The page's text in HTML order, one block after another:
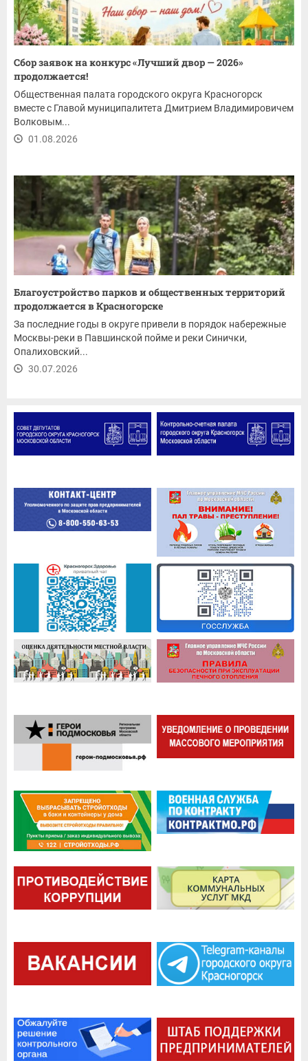
Сбор заявок на конкурс «Лучший двор — 2026»
продолжается!
Общественная палата городского округа Красногорск
вместе с Главой муниципалитета Дмитрием Владимировичем
Волковым...
01.08.2026
Благоустройство парков и общественных территорий
продолжается в Красногорске
За последние годы в округе привели в порядок набережные
Москвы-реки в Павшинской пойме и реки Синички,
Опалиховский...
30.07.2026